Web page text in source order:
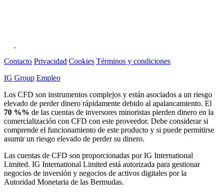
Contacto Privacidad Cookies Términos y condiciones
IG Group Empleo
Los CFD son instrumentos complejos y están asociados a un riesgo
elevado de perder dinero rápidamente debido al apalancamiento. El
70 %% de las cuentas de inversores minoristas pierden dinero en la
comercialización con CFD con este proveedor. Debe considerar si
comprende el funcionamiento de este producto y si puede permitirse
asumir un riesgo elevado de perder su dinero.
Las cuentas de CFD son proporcionadas por IG International
Limited. IG International Limited está autorizada para gestionar
negocios de inversión y negocios de activos digitales por la
Autoridad Monetaria de las Bermudas.